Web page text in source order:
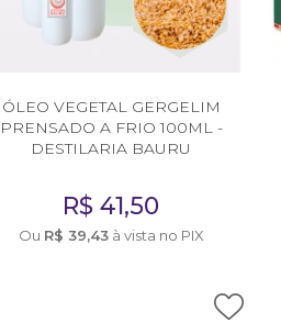
ÓLEO VEGETAL GERGELIM
PRENSADO A FRIO 100ML -
DESTILARIA BAURU
R$41,50
Ou R$ 39,43à vista no PIX